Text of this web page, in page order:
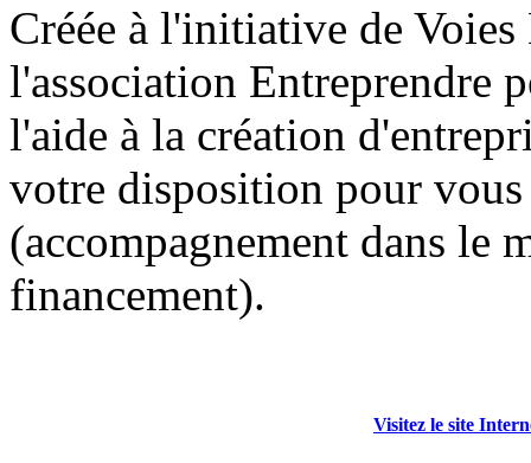
Créée à l'initiative de
l'association Entreprendre
l'aide à la création
votre disposition pour
(accompagnement dans le
financement).
Visitez le site